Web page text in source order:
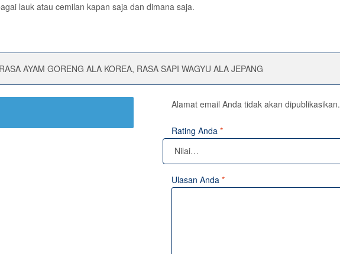
lauk atau cemilan kapan saja dan dimana saja.
RASA AYAM GORENG ALA KOREA, RASA SAPI WAGYU ALA JEPANG
Alamat email Anda tidak akan dipublikasikan.
Rating Anda *
Ulasan Anda *